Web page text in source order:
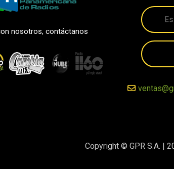
nosotros, contáctanos
Copyright © GPR S.A. |